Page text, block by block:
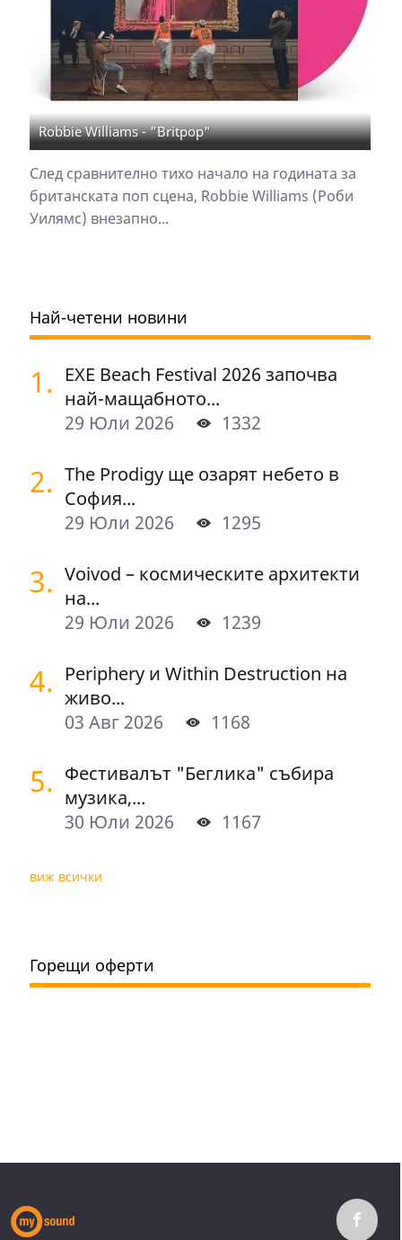
Robbie Williams - "Britpop"
След сравнително тихо начало на годината за
британската поп сцена, Robbie Williams (Роби
Уилямс) внезапно...
Най-четени новини
1. EXE Beach Festival 2026 започва
най-мащабното...
29 Юли 2026
1332
2. The Prodigy ще озарят небето в
София...
29 Юли 2026
1295
3. Voivod – космическите архитекти
на...
29 Юли 2026
1239
4. Periphery и Within Destruction на
живо...
03 Авг 2026
1168
5. Фестивалът "Беглика" събира
музика,...
30 Юли 2026
1167
виж всички
Горещи оферти